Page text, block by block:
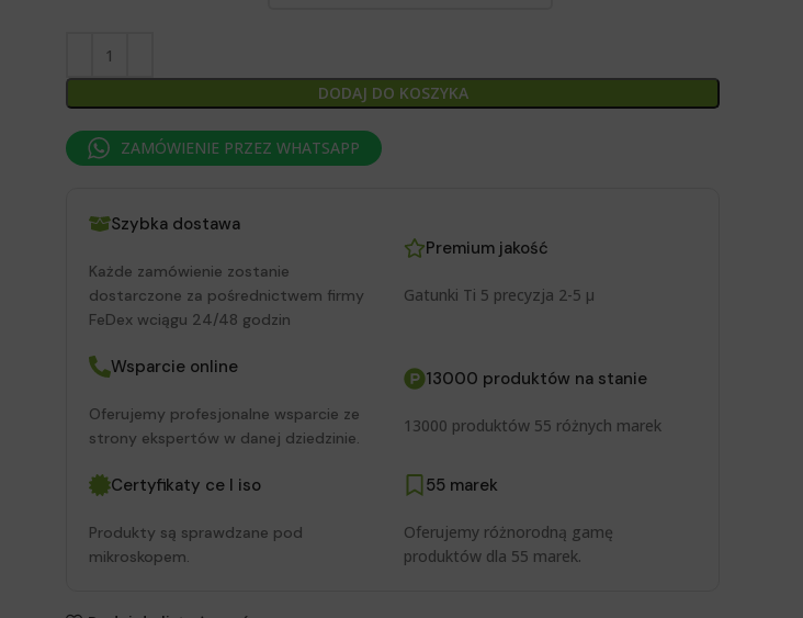
DODAJ DO KOSZYKA
ZAMÓWIENIE PRZEZ WHATSAPP
Szybka dostawa
Każde zamówienie zostanie
dostarczone za pośrednictwem firmy
FeDex wciągu 24/48 godzin
Premium jakość
Gatunki Ti 5 precyzja 2-5 μ
Wsparcie online
Oferujemy profesjonalne wsparcie ze
strony ekspertów w danej dziedzinie.
13000 produktów na stanie
13000 produktów 55 różnych marek
Certyfikaty ce I iso
Produkty są sprawdzane pod
mikroskopem.
55 marek
Oferujemy różnorodną gamę
produktów dla 55 marek.